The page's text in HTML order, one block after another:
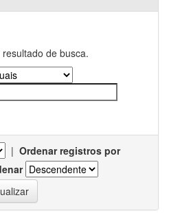
de busca.
| Ordenar registros por